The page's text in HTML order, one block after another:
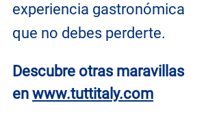
experiencia gastronómica
que no debes perderte.
Descubre otras maravillas
en www.tuttitaly.com